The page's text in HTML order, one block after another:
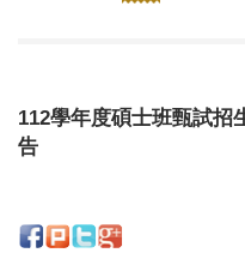
112學年度碩士班甄試招
告